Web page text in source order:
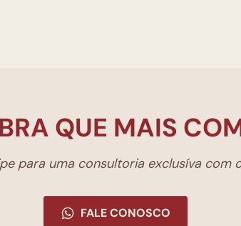
QUE MAIS
para uma consultoria exclusíva com
FALE CONOSCO